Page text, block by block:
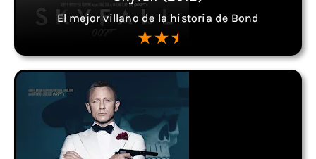
El mejor villano de la historia de Bond